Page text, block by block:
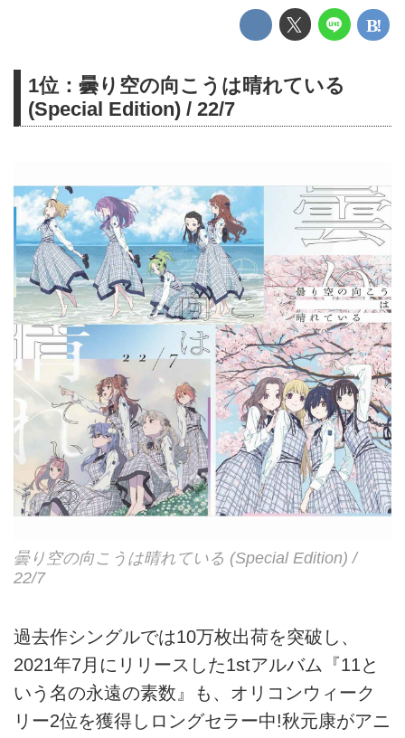
1位：曇り空の向こうは晴れている
(Special Edition) / 22/7
曇り空の向こうは晴れている (Special Edition) /
22/7
過去作シングルでは10万枚出荷を突破し、
2021年7月にリリースした1stアルバム『11と
いう名の永遠の素数』も、オリコンウィーク
リー2位を獲得しロングセラー中!秋元康がアニ